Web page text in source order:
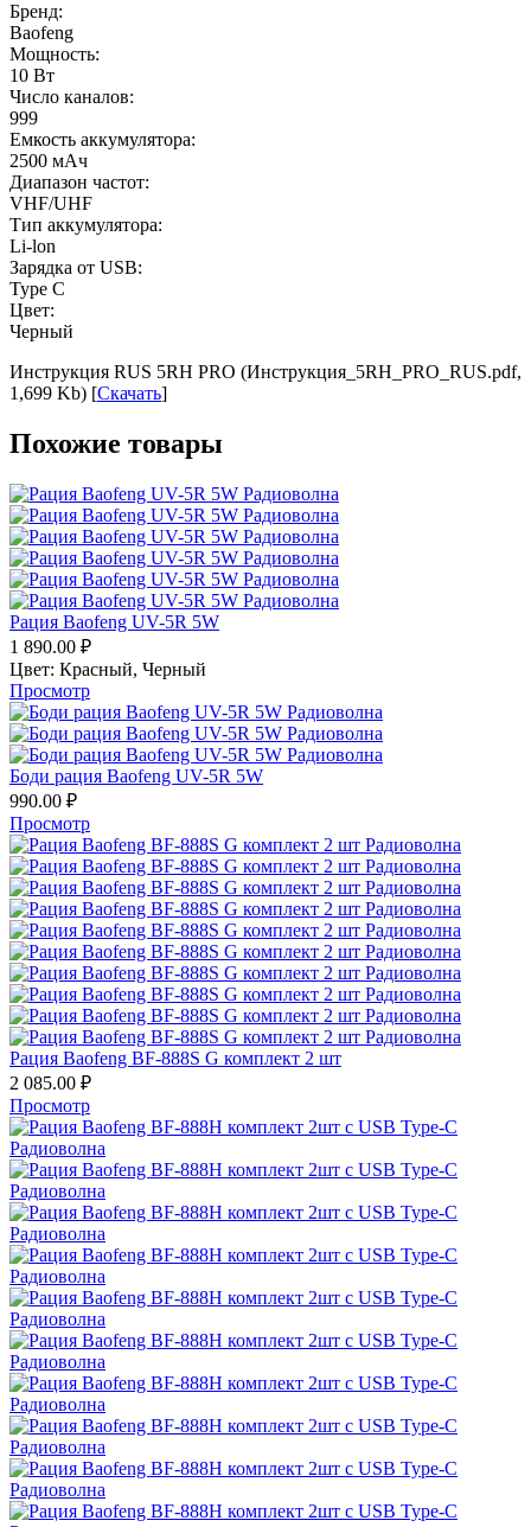
Бренд:
Baofeng
Мощность:
10 Вт
Число каналов:
999
Емкость аккумулятора:
2500 мАч
Диапазон частот:
VHF/UHF
Тип аккумулятора:
Li-lon
Зарядка от USB:
Type C
Цвет:
Черный
Инструкция RUS 5RH PRO (Инструкция_5RH_PRO_RUS.pdf,
1,699 Kb) [Скачать]
Похожие товары
Рация Baofeng UV-5R 5W
1 890.00 ₽
Цвет: Красный, Черный
Просмотр
Боди рация Baofeng UV-5R 5W
990.00 ₽
Просмотр
Рация Baofeng BF-888S G комплект 2 шт
2 085.00 ₽
Просмотр